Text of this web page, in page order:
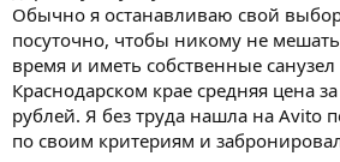
Обычно я останавливаю свой
посуточно, чтобы никому не
время и иметь собственные
Краснодарском крае средняя цена
рублей. Я без труда нашла на Avito
по своим критериям и